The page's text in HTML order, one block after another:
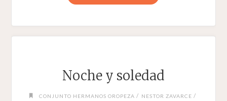
Noche y soledad
CONJUNTO HERMANOS OROPEZA / NESTOR ZAVARCE /